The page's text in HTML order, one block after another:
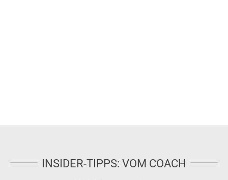
INSIDER-TIPPS: VOM COACH